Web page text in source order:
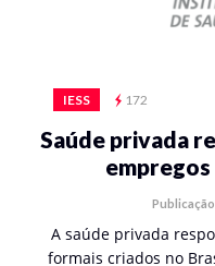
IESS 172
Saúde privada
Publicação
A saúde privada
formais criados no